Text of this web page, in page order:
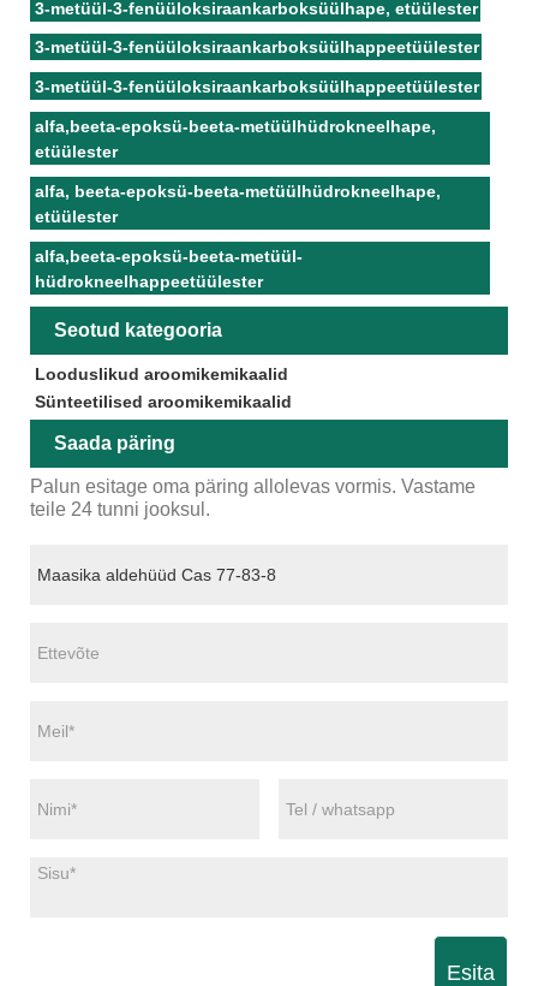
3-metüül-3-fenüüloksiraankarboksüülhape, etüülester
3-metüül-3-fenüüloksiraankarboksüülhappeetüülester
3-metüül-3-fenüüloksiraankarboksüülhappeetüülester
alfa,beeta-epoksü-beeta-metüülhüdrokneelhape,
etüülester
alfa, beeta-epoksü-beeta-metüülhüdrokneelhape,
etüülester
alfa,beeta-epoksü-beeta-metüül-
hüdrokneelhappeetüülester
Seotud kategooria
Looduslikud aroomikemikaalid
Sünteetilised aroomikemikaalid
Saada päring
Palun esitage oma päring allolevas vormis. Vastame
teile 24 tunni jooksul.
Esita